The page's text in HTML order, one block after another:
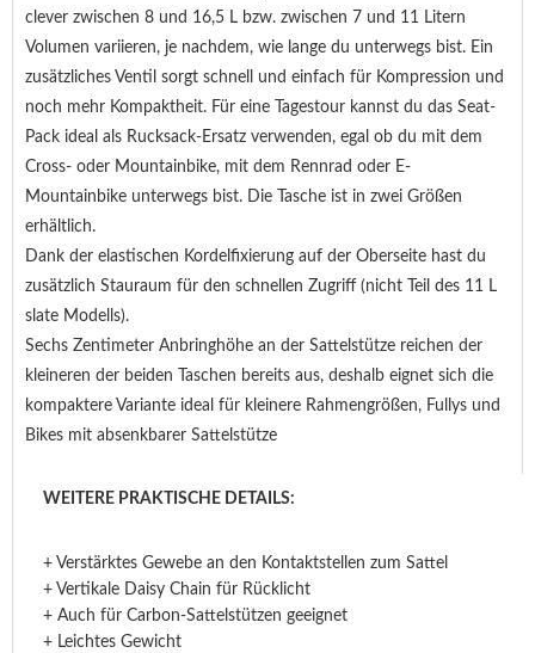
clever zwischen 8 und 16,5 L bzw. zwischen 7 und 11 Litern
Volumen variieren, je nachdem, wie lange du unterwegs bist. Ein
zusätzliches Ventil sorgt schnell und einfach für Kompression und
noch mehr Kompaktheit. Für eine Tagestour kannst du das Seat-
Pack ideal als Rucksack-Ersatz verwenden, egal ob du mit dem
Cross- oder Mountainbike, mit dem Rennrad oder E-
Mountainbike unterwegs bist. Die Tasche ist in zwei Größen
erhältlich.
Dank der elastischen Kordelfixierung auf der Oberseite hast du
zusätzlich Stauraum für den schnellen Zugriff (nicht Teil des 11 L
slate Modells).
Sechs Zentimeter Anbringhöhe an der Sattelstütze reichen der
kleineren der beiden Taschen bereits aus, deshalb eignet sich die
kompaktere Variante ideal für kleinere Rahmengrößen, Fullys und
Bikes mit absenkbarer Sattelstütze
WEITERE PRAKTISCHE DETAILS:
+ Verstärktes Gewebe an den Kontaktstellen zum Sattel
+ Vertikale Daisy Chain für Rücklicht
+ Auch für Carbon-Sattelstützen geeignet
+ Leichtes Gewicht